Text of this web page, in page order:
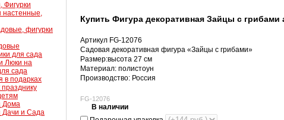
Фигурки
настенные,
фигурки
для сада
Люки на
сада
в подарках
празднику
Дома
Дачи и Сада
Купить Фигура декоративная Зайцы с грибами
Артикул FG-12076
Садовая декоративная фигура «Зайцы с грибами»
Размер:высота 27 см
Материал: полистоун
Производство: Россия
FG-12076
В наличии